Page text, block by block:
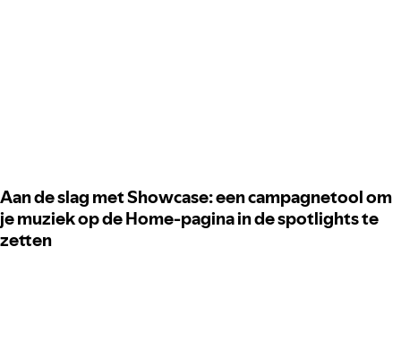
Aan de slag met Showcase: een campagnetool om
je muziek op de Home-pagina in de spotlights te
zetten